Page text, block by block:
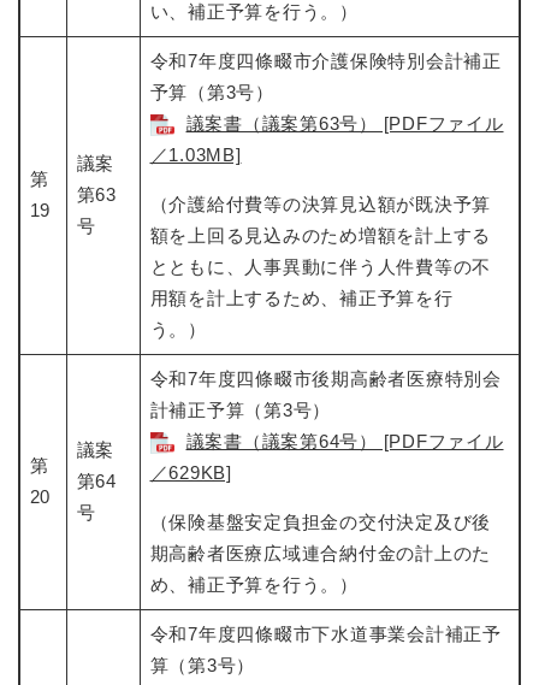
い、補正予算を行う。）
第
19
議案
第63
号
令和7年度四條畷市介護保険特別会計補正
予算（第3号）​
議案書（議案第63号） [PDFファイル
／1.03MB]
（介護給付費等の決算見込額が既決予算
額を上回る見込みのため増額を計上する
とともに、人事異動に伴う人件費等の不
用額を計上するため、補正予算を行
う。）
第
20
議案
第64
号
令和7年度四條畷市後期高齢者医療特別会
計補正予算（第3号）​
議案書（議案第64号） [PDFファイル
／629KB]
（保険基盤安定負担金の交付決定及び後
期高齢者医療広域連合納付金の計上のた
め、補正予算を行う。）
令和7年度四條畷市下水道事業会計補正予
算（第3号）​